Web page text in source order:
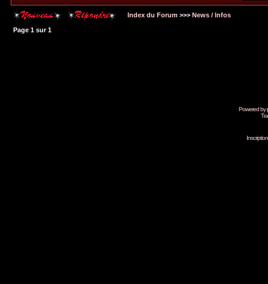
Index du Forum >>> News / Infos
Page 1 sur1
Powered by